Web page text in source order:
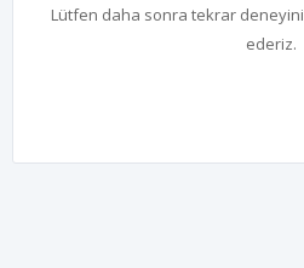
Lütfen daha sonra tekrar
ederiz.